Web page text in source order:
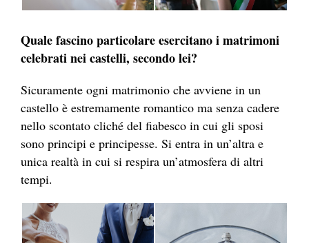
Quale fascino particolare esercitano i matrimoni
celebrati nei castelli, secondo lei?
Sicuramente ogni matrimonio che avviene in un
castello è estremamente romantico ma senza cadere
nello scontato cliché del fiabesco in cui gli sposi
sono principi e principesse. Si entra in un’altra e
unica realtà in cui si respira un’atmosfera di altri
tempi.